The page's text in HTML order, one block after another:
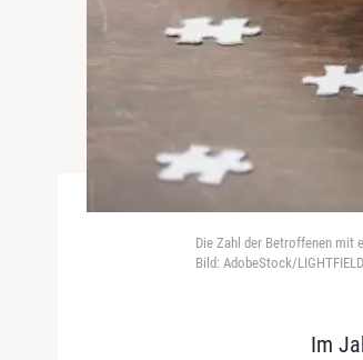
Die Zahl der Betroffenen mit
Bild: AdobeStock/
Im